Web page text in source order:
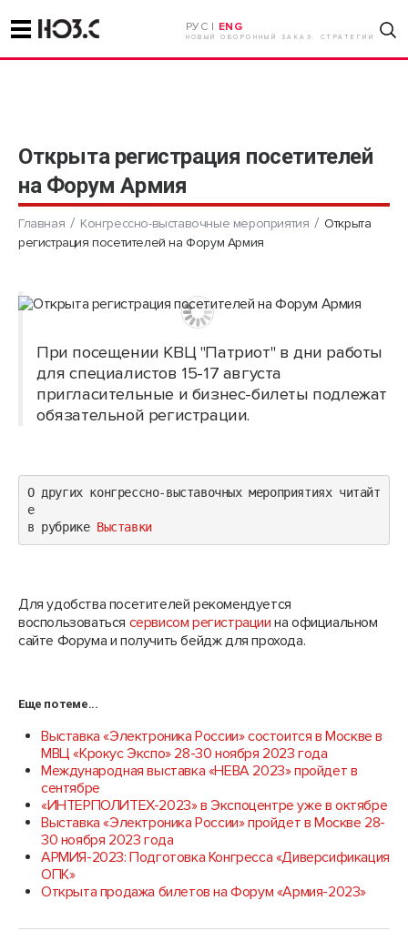
РУС | ENG
НОВЫЙ ОБОРОННЫЙ ЗАКАЗ. СТРАТЕГИИ
Открыта регистрация посетителей
на Форум Армия
Главная Конгрессно-выставочные мероприятия
Открыта
регистрация посетителей на Форум Армия
При посещении КВЦ "Патриот" в дни работы
для специалистов 15-17 августа
пригласительные и бизнес-билеты подлежат
обязательной регистрации.
О других конгрессно-выставочных мероприятиях читайт
е
в рубрике Выставки
Для удобства посетителей рекомендуется
воспользоваться сервисом регистрации на официальном
сайте Форума и получить бейдж для прохода.
Еще по теме...
Выставка «Электроника России» состоится в Москве в
МВЦ «Крокус Экспо» 28-30 ноября 2023 года
Международная выставка «НЕВА 2023» пройдет в
сентябре
«ИНТЕРПОЛИТЕХ-2023» в Экспоцентре уже в октябре
Выставка «Электроника России» пройдет в Москве 28-
30 ноября 2023 года
АРМИЯ-2023: Подготовка Конгресса «Диверсификация
ОПК»
Открыта продажа билетов на Форум «Армия-2023»